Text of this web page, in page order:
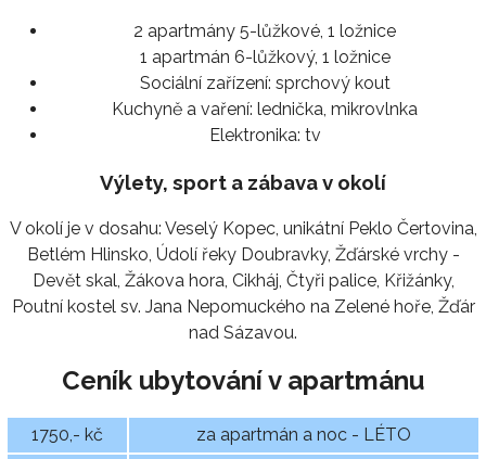
2 apartmány 5-lůžkové, 1 ložnice
1 apartmán 6-lůžkový, 1 ložnice
Sociální zařízení: sprchový kout
Kuchyně a vaření: lednička, mikrovlnka
Elektronika: tv
Výlety, sport a zábava v okolí
V okolí je v dosahu: Veselý Kopec, unikátní Peklo Čertovina,
Betlém Hlinsko, Údolí řeky Doubravky, Žďárské vrchy -
Devět skal, Žákova hora, Cikháj, Čtyři palice, Křižánky,
Poutní kostel sv. Jana Nepomuckého na Zelené hoře, Žďár
nad Sázavou.
Ceník ubytování v apartmánu
1750,- kč
za apartmán a noc - LÉTO